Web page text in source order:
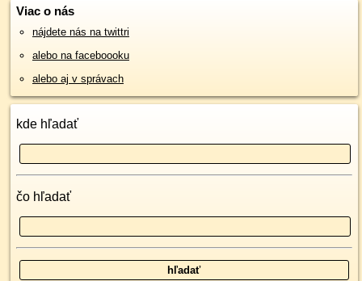
Viac o nás
nájdete nás na twittri
alebo na faceboooku
alebo aj v správach
kde hľadať
čo hľadať